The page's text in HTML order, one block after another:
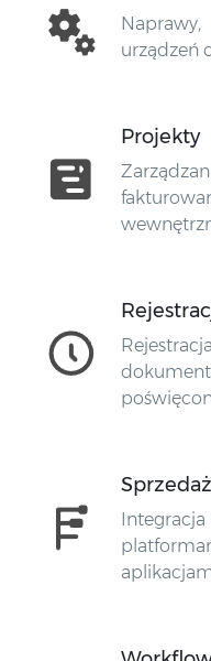
urządzeń
Projekty